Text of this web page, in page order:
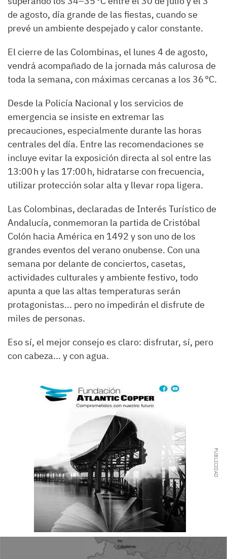
de agosto, día grande de las fiestas, cuando se
prevé un ambiente despejado y calor constante.
El cierre de las Colombinas, el lunes 4 de agosto,
vendrá acompañado de la jornada más calurosa de
toda la semana, con máximas cercanas a los 36 °C.
Desde la Policía Nacional y los servicios de
emergencia se insiste en extremar las
precauciones, especialmente durante las horas
centrales del día. Entre las recomendaciones se
incluye evitar la exposición directa al sol entre las
13:00 h y las 17:00 h, hidratarse con frecuencia,
utilizar protección solar alta y llevar ropa ligera.
Las Colombinas, declaradas de Interés Turístico de
Andalucía, conmemoran la partida de Cristóbal
Colón hacia América en 1492 y son uno de los
grandes eventos del verano onubense. Con una
semana por delante de conciertos, casetas,
actividades culturales y ambiente festivo, todo
apunta a que las altas temperaturas serán
protagonistas... pero no impedirán el disfrute de
miles de personas.
Eso sí, el mejor consejo es claro: disfrutar, sí, pero
con cabeza... y con agua.